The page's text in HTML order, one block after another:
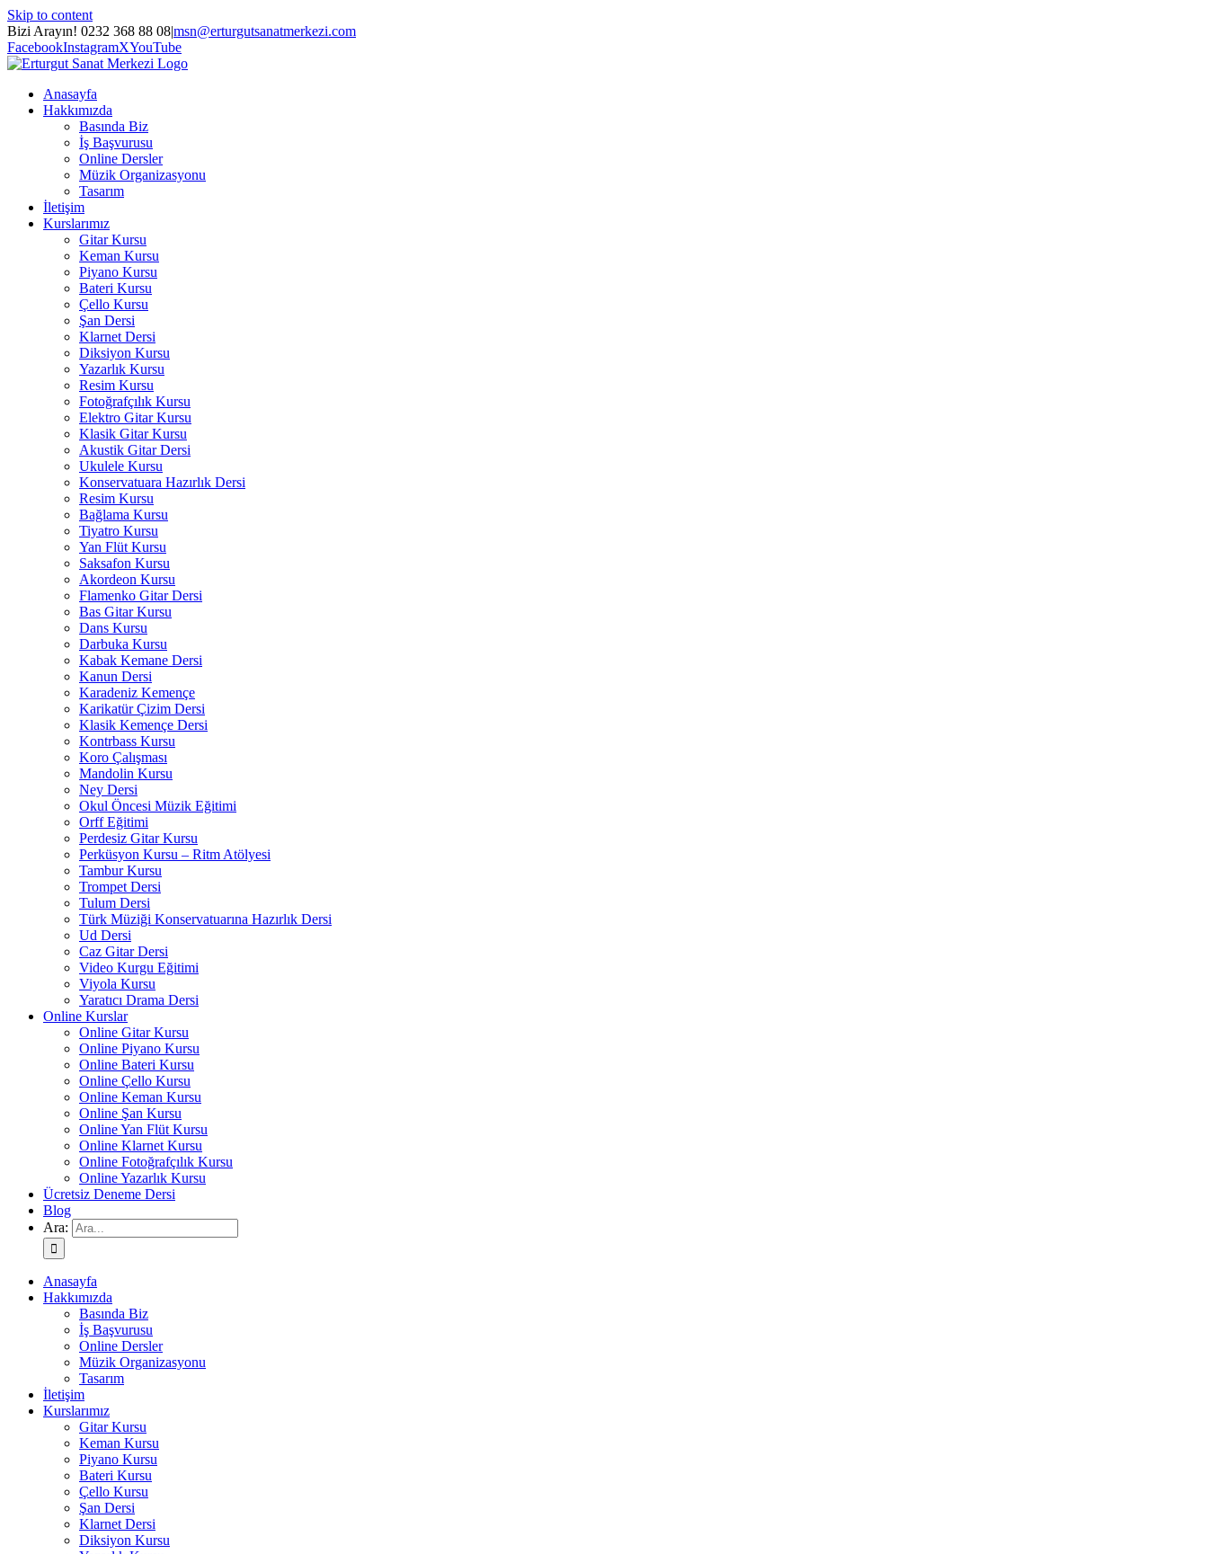
Skip to content
Bizi Arayın! 0232 368 88 08|msn@erturgutsanatmerkezi.com
FacebookInstagramXYouTube
Anasayfa
Hakkımızda
Basında Biz
İş Başvurusu
Online Dersler
Müzik Organizasyonu
Tasarım
İletişim
Kurslarımız
Gitar Kursu
Keman Kursu
Piyano Kursu
Bateri Kursu
Çello Kursu
Şan Dersi
Klarnet Dersi
Diksiyon Kursu
Yazarlık Kursu
Resim Kursu
Fotoğrafçılık Kursu
Elektro Gitar Kursu
Klasik Gitar Kursu
Akustik Gitar Dersi
Ukulele Kursu
Konservatuara Hazırlık Dersi
Resim Kursu
Bağlama Kursu
Tiyatro Kursu
Yan Flüt Kursu
Saksafon Kursu
Akordeon Kursu
Flamenko Gitar Dersi
Bas Gitar Kursu
Dans Kursu
Darbuka Kursu
Kabak Kemane Dersi
Kanun Dersi
Karadeniz Kemençe
Karikatür Çizim Dersi
Klasik Kemençe Dersi
Kontrbass Kursu
Koro Çalışması
Mandolin Kursu
Ney Dersi
Okul Öncesi Müzik Eğitimi
Orff Eğitimi
Perdesiz Gitar Kursu
Perküsyon Kursu – Ritm Atölyesi
Tambur Kursu
Trompet Dersi
Tulum Dersi
Türk Müziği Konservatuarına Hazırlık Dersi
Ud Dersi
Caz Gitar Dersi
Video Kurgu Eğitimi
Viyola Kursu
Yaratıcı Drama Dersi
Online Kurslar
Online Gitar Kursu
Online Piyano Kursu
Online Bateri Kursu
Online Çello Kursu
Online Keman Kursu
Online Şan Kursu
Online Yan Flüt Kursu
Online Klarnet Kursu
Online Fotoğrafçılık Kursu
Online Yazarlık Kursu
Ücretsiz Deneme Dersi
Blog
Ara:
Anasayfa
Hakkımızda
Basında Biz
İş Başvurusu
Online Dersler
Müzik Organizasyonu
Tasarım
İletişim
Kurslarımız
Gitar Kursu
Keman Kursu
Piyano Kursu
Bateri Kursu
Çello Kursu
Şan Dersi
Klarnet Dersi
Diksiyon Kursu